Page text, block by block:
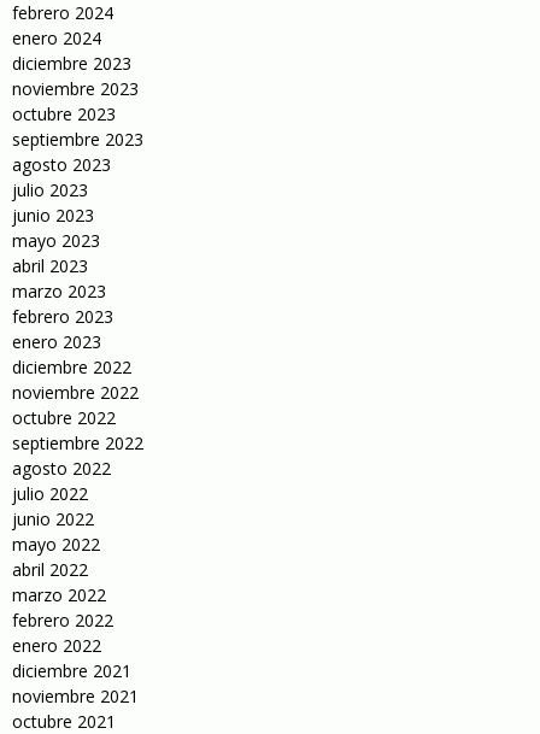
febrero 2024
enero 2024
diciembre 2023
noviembre 2023
octubre 2023
septiembre 2023
agosto 2023
julio 2023
junio 2023
mayo 2023
abril 2023
marzo 2023
febrero 2023
enero 2023
diciembre 2022
noviembre 2022
octubre 2022
septiembre 2022
agosto 2022
julio 2022
junio 2022
mayo 2022
abril 2022
marzo 2022
febrero 2022
enero 2022
diciembre 2021
noviembre 2021
octubre 2021